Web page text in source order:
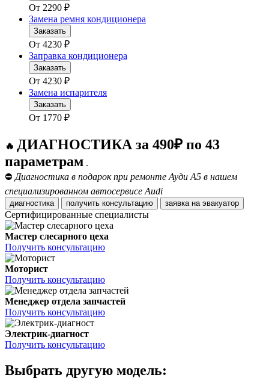
От 2290 ₽
Замена ремня кондиционера
Заказать
От 4230 ₽
Заправка кондиционера
Заказать
От 4230 ₽
Замена испарителя
Заказать
От 1770 ₽
🔥 ДИАГНОСТИКА за 490₽ по 43
параметрам .
⛔ Диагностика в подарок при ремонте Ауди А5 в нашем
специализированном автосервисе Audi
диагностика получить консультацию заявка на эвакуатор
Сертифицированные специалисты
Мастер слесарного цеха
Получить консультацию
Моторист
Получить консультацию
Менеджер отдела запчастей
Получить консультацию
Электрик-диагност
Получить консультацию
Выбрать другую модель: